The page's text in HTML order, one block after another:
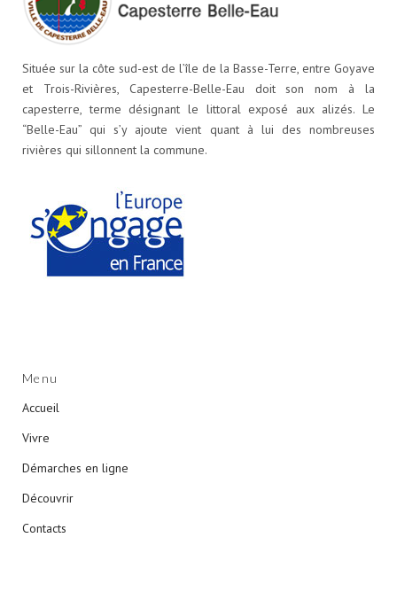
Située sur la côte sud-est de l’île de la Basse-Terre, entre Goyave
et Trois-Rivières, Capesterre-Belle-Eau doit son nom à la
capesterre, terme désignant le littoral exposé aux alizés. Le
“Belle-Eau” qui s’y ajoute vient quant à lui des nombreuses
rivières qui sillonnent la commune.
Menu
Accueil
Vivre
Démarches en ligne
Découvrir
Contacts